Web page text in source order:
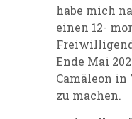
habe mich
einen 12-
Ende Mai
Camäleon
zu machen.